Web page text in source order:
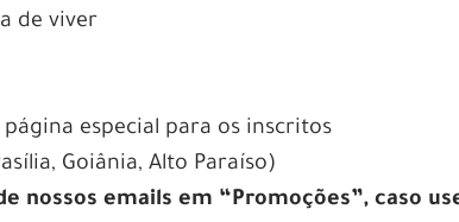
de viver
página especial para os inscritos
Goiânia, Alto Paraíso)
nossos emails em “Promoções”, caso